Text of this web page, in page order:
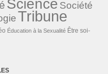
Science Société
Tribune
Éducation à la Sexualité Être soi-